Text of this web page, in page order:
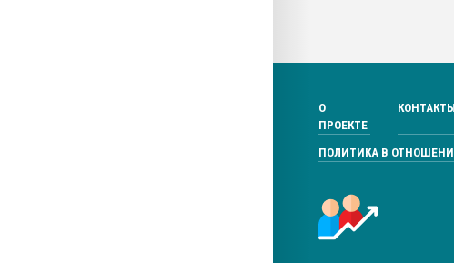
О
ПРОЕКТЕ
КОНТАКТЫ
ПОЛИТИКА В